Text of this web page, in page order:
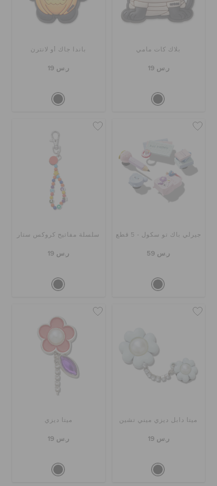
بلاك كات مامي
ر.س 19
باندا جاك أو لانترن
ر.س 19
جيرلي باك تو سكول - 5 قطع
ر.س 59
سلسلة مفاتيح كروكس ستار
ر.س 19
ميتا دابل ديزي ميني تشين
ر.س 19
ميتا ديزي
ر.س 19